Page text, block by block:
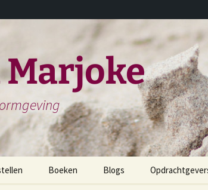
Boeken Blogs